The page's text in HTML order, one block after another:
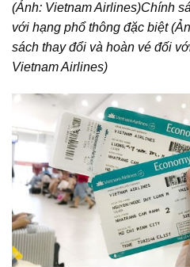
(Ảnh: Vietnam Airlines)Chính
với hạng phổ thông đặc biệt
sách thay đổi và hoàn vé đối
Vietnam Airlines)